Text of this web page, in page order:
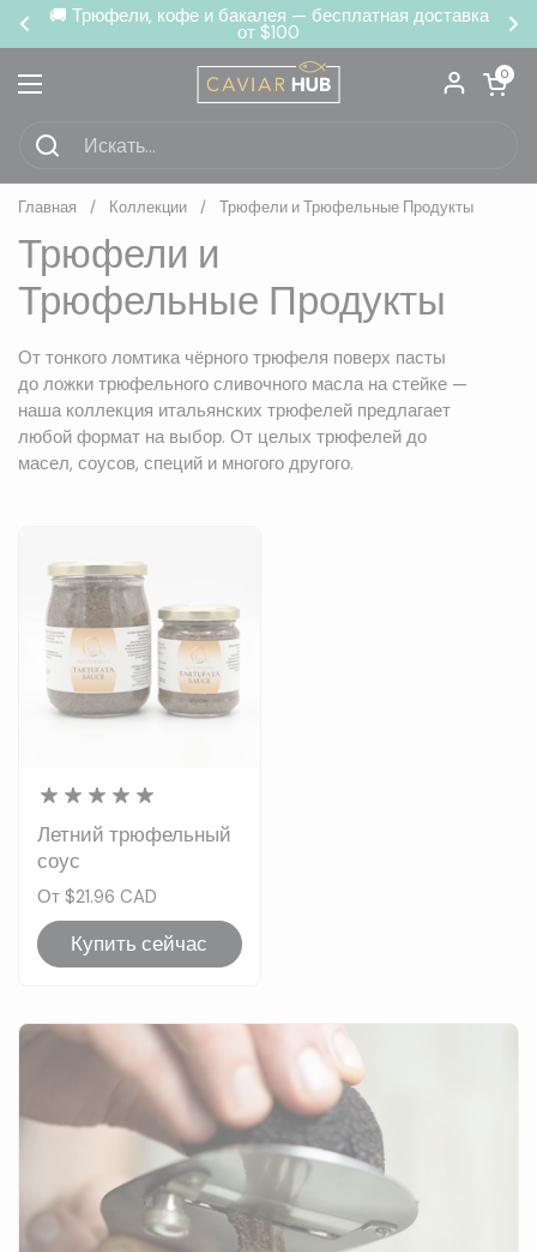
Перейти к материалу
Предыдущий
🚚 Трюфели, кофе и бакалея — бесплатная доставка
от $100
Открыть меню
Открыть
0
Главная / Коллекции / Трюфели и Трюфельные Продукты
Трюфели и
Трюфельные Продукты
От тонкого ломтика чёрного трюфеля поверх пасты
до ложки трюфельного сливочного масла на стейке —
наша коллекция итальянских трюфелей предлагает
любой формат на выбор. От целых трюфелей до
масел, соусов, специй и многого другого.
Летний трюфельный
соус
Цена:
От $21.96 CAD
Купить сейчас